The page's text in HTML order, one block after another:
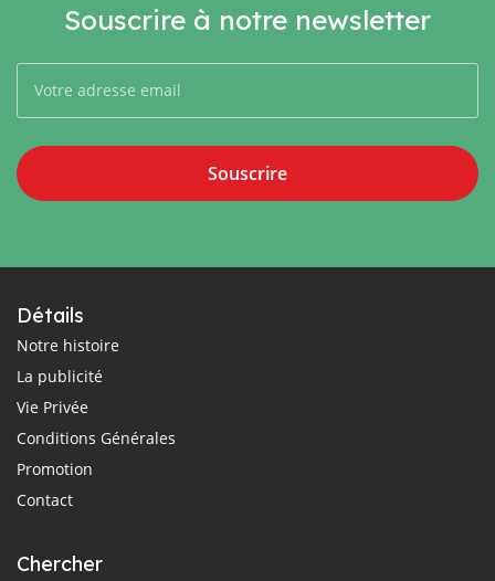
Souscrire à notre newsletter
Souscrire
Détails
Notre histoire
La publicité
Vie Privée
Conditions Générales
Promotion
Contact
Chercher